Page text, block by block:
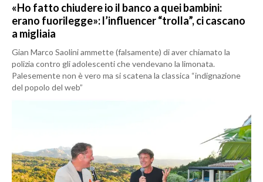
«Ho fatto chiudere io il banco a quei bambini:
erano fuorilegge»: l’influencer “trolla”, ci cascano
a migliaia
Gian Marco Saolini ammette (falsamente) di aver chiamato la
polizia contro gli adolescenti che vendevano la limonata.
Palesemente non è vero ma si scatena la classica “indignazione
del popolo del web”